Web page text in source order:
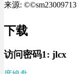
来源: ©©sm23009713
下载
访问密码1: jlcx